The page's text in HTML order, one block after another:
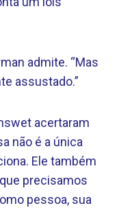
admite. “Mas
assustado.”
acertaram
não é a única
Ele também
precisamos
pessoa, sua